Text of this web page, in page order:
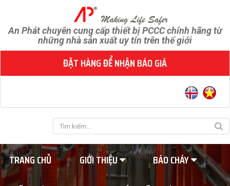
An Phát chuyên cung cấp thiết bị PCCC chính hãng từ
những nhà sản xuất uy tín trên thế giới
ĐẶT HÀNG ĐỂ NHẬN BÁO GIÁ
TRANG CHỦ GIỚI THIỆU
BÁO CHÁY